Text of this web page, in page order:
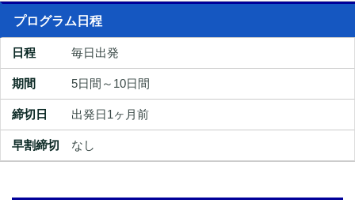
プログラム日程
毎日出発
5日間～10日間
出発日1ヶ月前
なし